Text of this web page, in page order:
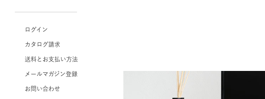
ログイン
カタログ請求
送料とお支払い方法
メールマガジン登録
お問い合わせ